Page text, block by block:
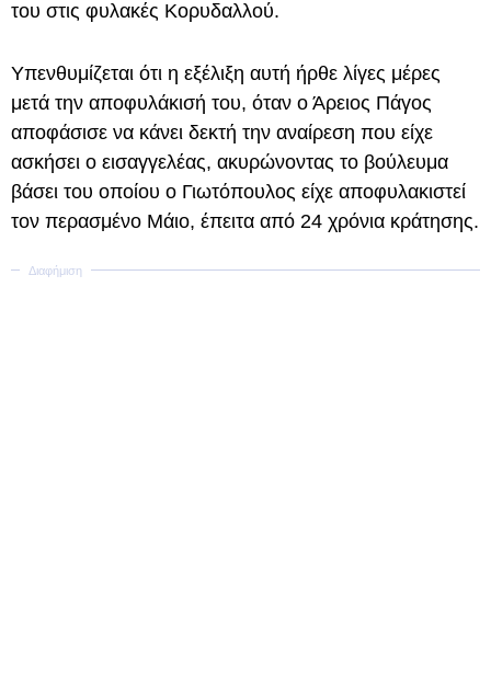
του στις φυλακές Κορυδαλλού.
Υπενθυμίζεται ότι η εξέλιξη αυτή ήρθε λίγες μέρες
μετά την αποφυλάκισή του, όταν ο Άρειος Πάγος
αποφάσισε να κάνει δεκτή την αναίρεση που είχε
ασκήσει ο εισαγγελέας, ακυρώνοντας το βούλευμα
βάσει του οποίου ο Γιωτόπουλος είχε αποφυλακιστεί
τον περασμένο Μάιο, έπειτα από 24 χρόνια κράτησης.